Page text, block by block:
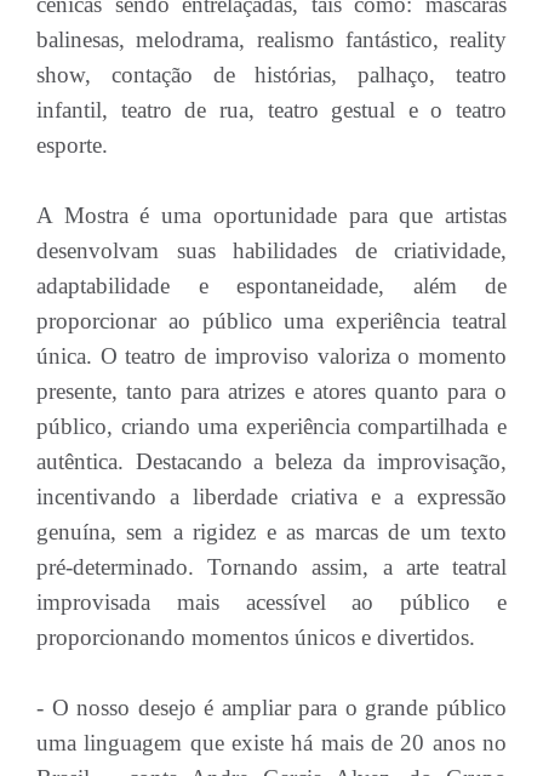
balinesas, melodrama, realismo fantástico, reality
show, contação de histórias, palhaço, teatro
infantil, teatro de rua, teatro gestual e o teatro
esporte.
A Mostra é uma oportunidade para que artistas
desenvolvam suas habilidades de criatividade,
adaptabilidade e espontaneidade, além de
proporcionar ao público uma experiência teatral
única. O teatro de improviso valoriza o momento
presente, tanto para atrizes e atores quanto para o
público, criando uma experiência compartilhada e
autêntica. Destacando a beleza da improvisação,
incentivando a liberdade criativa e a expressão
genuína, sem a rigidez e as marcas de um texto
pré-determinado. Tornando assim, a arte teatral
improvisada mais acessível ao público e
proporcionando momentos únicos e divertidos.
- O nosso desejo é ampliar para o grande público
uma linguagem que existe há mais de 20 anos no